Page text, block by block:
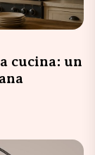
cucina: un